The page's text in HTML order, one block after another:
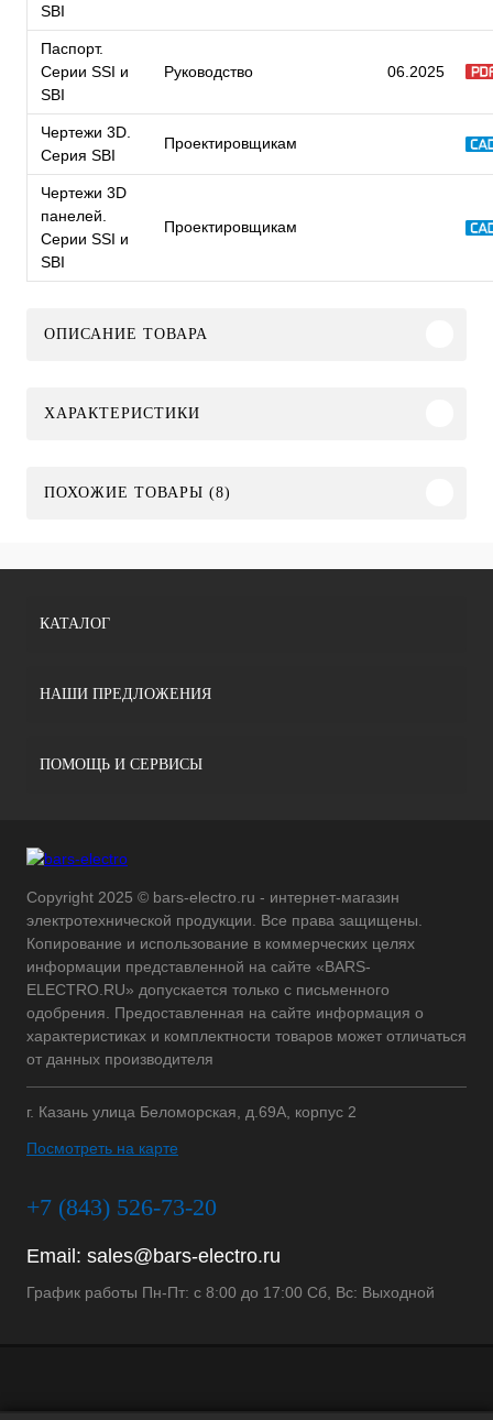
SBI
Паспорт.
Серии SSI и
SBI
Руководство 06.2025
Чертежи 3D.
Серия SBI
Проектировщикам
Чертежи 3D
панелей.
Серии SSI и
SBI
Проектировщикам
ОПИСАНИЕ ТОВАРА
ХАРАКТЕРИСТИКИ
ПОХОЖИЕ ТОВАРЫ (8)
КАТАЛОГ
НАШИ ПРЕДЛОЖЕНИЯ
ПОМОЩЬ И СЕРВИСЫ
Copyright 2025 © bars-electro.ru - интернет-магазин
электротехнической продукции. Все права защищены.
Копирование и использование в коммерческих целях
информации представленной на сайте «BARS-
ELECTRO.RU» допускается только с письменного
одобрения. Предоставленная на сайте информация о
характеристиках и комплектности товаров может отличаться
от данных производителя
г. Казань улица Беломорская, д.69А, корпус 2
Посмотреть на карте
+7 (843) 526-73-20
Email: sales@bars-electro.ru
График работы Пн-Пт: с 8:00 до 17:00 Сб, Вс: Выходной